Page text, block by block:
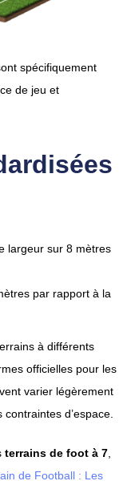
spécifiquement
de jeu et
largeur sur 8 mètres
par rapport à la
à différents
officielles pour les
varier légèrement
d’espace.
terrains de foot à 7,
de Football : Les